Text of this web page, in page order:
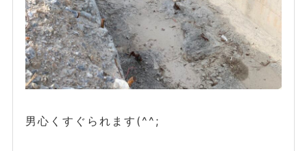
男心くすぐられます(^^;